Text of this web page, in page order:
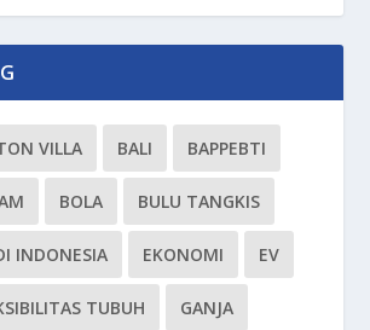
VILLA BALI BAPPEBTI
BOLA BULU TANGKIS
INDONESIA EKONOMI EV
TUBUH GANJA